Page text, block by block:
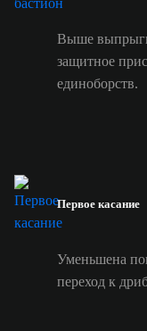
Выше
защитное
единоборств.
Первое касание
Уменьшена
переход к